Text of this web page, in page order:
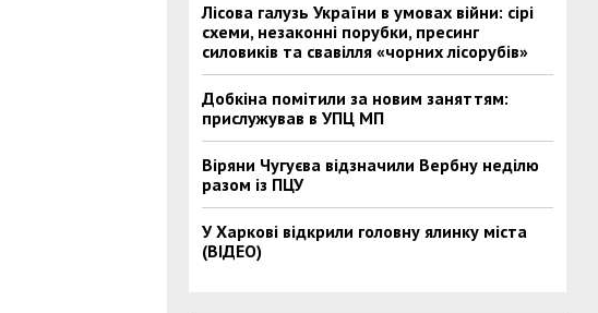
Лісова галузь України в умовах війни: сірі
схеми, незаконні порубки, пресинг
силовиків та свавілля «чорних лісорубів»
Добкіна помітили за новим заняттям:
прислужував в УПЦ МП
Віряни Чугуєва відзначили Вербну неділю
разом із ПЦУ
У Харкові відкрили головну ялинку міста
(ВІДЕО)